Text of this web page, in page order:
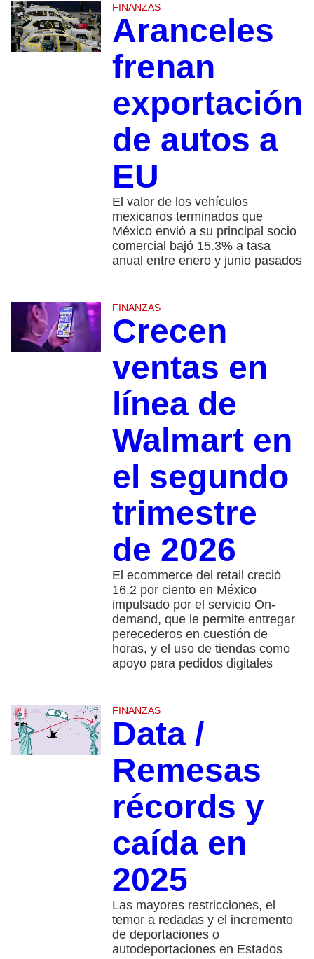
FINANZAS
Aranceles
frenan
exportación
de autos a
EU
El valor de los vehículos
mexicanos terminados que
México envió a su principal socio
comercial bajó 15.3% a tasa
anual entre enero y junio pasados
FINANZAS
Crecen
ventas en
línea de
Walmart en
el segundo
trimestre
de 2026
El ecommerce del retail creció
16.2 por ciento en México
impulsado por el servicio On-
demand, que le permite entregar
perecederos en cuestión de
horas, y el uso de tiendas como
apoyo para pedidos digitales
FINANZAS
Data /
Remesas
récords y
caída en
2025
Las mayores restricciones, el
temor a redadas y el incremento
de deportaciones o
autodeportaciones en Estados